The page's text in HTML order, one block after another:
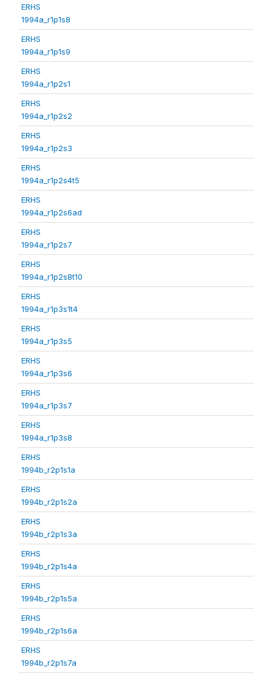
ERHS
1994a_r1p1s8
ERHS
1994a_r1p1s9
ERHS
1994a_r1p2s1
ERHS
1994a_r1p2s2
ERHS
1994a_r1p2s3
ERHS
1994a_r1p2s4t5
ERHS
1994a_r1p2s6ad
ERHS
1994a_r1p2s7
ERHS
1994a_r1p2s8t10
ERHS
1994a_r1p3s1t4
ERHS
1994a_r1p3s5
ERHS
1994a_r1p3s6
ERHS
1994a_r1p3s7
ERHS
1994a_r1p3s8
ERHS
1994b_r2p1s1a
ERHS
1994b_r2p1s2a
ERHS
1994b_r2p1s3a
ERHS
1994b_r2p1s4a
ERHS
1994b_r2p1s5a
ERHS
1994b_r2p1s6a
ERHS
1994b_r2p1s7a